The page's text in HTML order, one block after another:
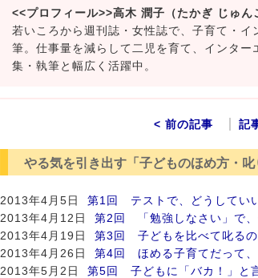
<<プロフィール>>高木 潤子（たかぎ じゅん
若いころから週刊誌・女性誌で、子育て・
筆。仕事量を減らして二児を育て、インタ
集・執筆と幅広く活躍中。
< 前の記事 記
やる気を引き出す「子どものほめ方・
2013年4月5日 第1回 テストで、どうしてい
2013年4月12日 第2回 「勉強しなさい」で
2013年4月19日 第3回 子どもを比べて叱るの
2013年4月26日 第4回 ほめる子育てだって、
2013年5月2日 第5回 子どもに「バカ！」と